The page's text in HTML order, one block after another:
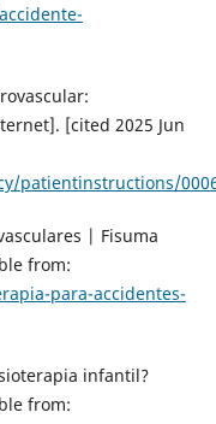
[cited 2025 Jun
patientinstructions/
| Fisuma
from:
para-accidentes-
infantil?
from: